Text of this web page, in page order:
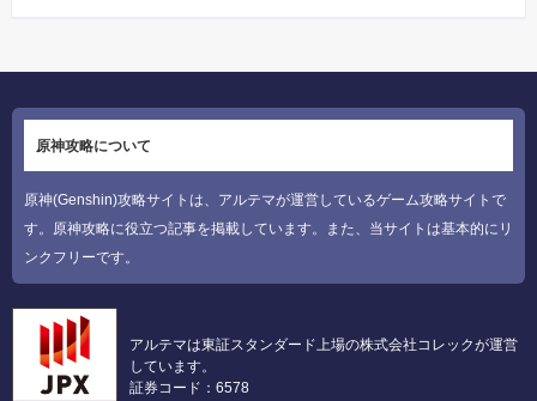
原神攻略について
原神(Genshin)攻略サイトは、アルテマが運営しているゲーム攻略サイトで
す。原神攻略に役立つ記事を掲載しています。また、当サイトは基本的にリ
ンクフリーです。
アルテマは東証スタンダード上場の株式会社コレックが運営
しています。
証券コード：6578